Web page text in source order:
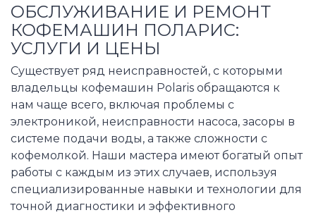
ОБСЛУЖИВАНИЕ И РЕМОНТ
КОФЕМАШИН ПОЛАРИС:
УСЛУГИ И ЦЕНЫ
Существует ряд неисправностей, с которыми
владельцы кофемашин Polaris обращаются к
нам чаще всего, включая проблемы с
электроникой, неисправности насоса, засоры в
системе подачи воды, а также сложности с
кофемолкой. Наши мастера имеют богатый опыт
работы с каждым из этих случаев, используя
специализированные навыки и технологии для
точной диагностики и эффективного